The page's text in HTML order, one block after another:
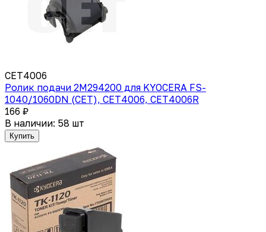
CET4006
Ролик подачи 2M294200 для KYOCERA FS-
1040/1060DN (CET), CET4006, CET4006R
166 ₽
В наличии: 58 шт
Купить